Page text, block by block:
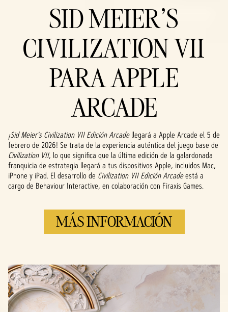
SID MEIER'S
CIVILIZATION VII
PARA APPLE
ARCADE
¡Sid Meier's Civilization VII Edición Arcadellegará a Apple Arcade el 5 de
febrero de 2026! Se trata de la experiencia auténtica del juego base de
Civilization VII, lo que significa que la última edición de la galardonada
franquicia de estrategia llegará a tus dispositivos Apple, incluidos Mac,
iPhone y iPad. El desarrollo de Civilization VII Edición Arcadeestá a
cargo de Behaviour Interactive, en colaboración con Firaxis Games.
MÁS INFORMACIÓN